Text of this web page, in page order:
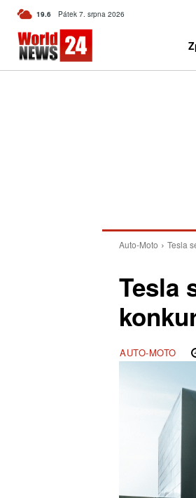
19.6 C Czech
Pátek 7. srpna 2026
Auto-Moto Tesla
Tesla
AUTO-MOTO